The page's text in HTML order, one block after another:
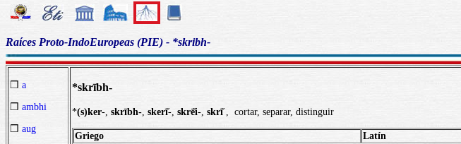
Raíces Proto-IndoEuropeas (PIE) - *skribh-
❒ a
❒ ambhi
❒ aug
*skrībh-
*(s)ker-, skrībh- skerī̆-, skrē̆i-, skrī̆, cortar, separar, distinguir
Griego Latín